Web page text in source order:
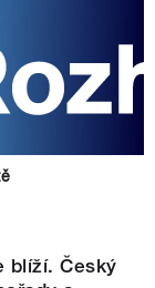
blíží. Český